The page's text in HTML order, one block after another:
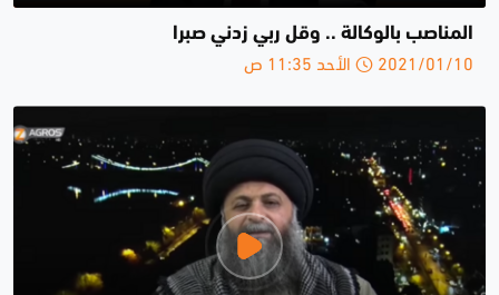
المناصب بالوكالة .. وقل ربي زدني صبرا
2021/01/10 الأحد 11:35 ص